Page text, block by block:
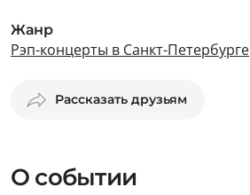
Жанр
Рэп-концерты в Санкт-Петербурге
Рассказать друзьям
О событии